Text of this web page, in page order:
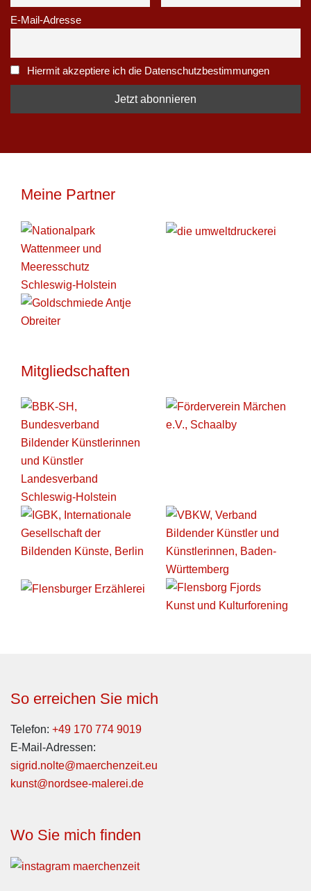
E-Mail-Adresse
Hiermit akzeptiere ich die Datenschutzbestimmungen
Meine Partner
Mitgliedschaften
So erreichen Sie mich
Telefon: +49 170 774 9019
E-Mail-Adressen:
sigrid.nolte@maerchenzeit.eu
kunst@nordsee-malerei.de
Wo Sie mich finden